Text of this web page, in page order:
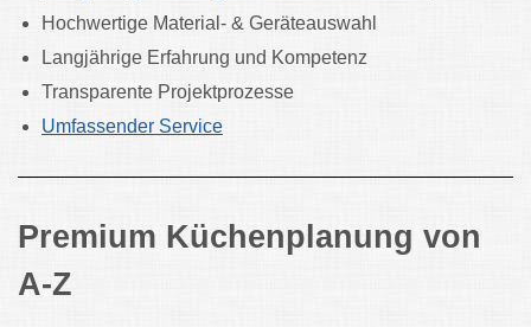
Hochwertige Material- & Geräteauswahl
Langjährige Erfahrung und Kompetenz
Transparente Projektprozesse
Umfassender Service
Premium Küchenplanung von
A-Z